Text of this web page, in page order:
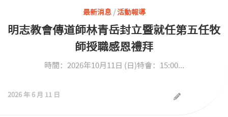
最新消息/活動報導
明志教會傳道師林青岳封立暨就任第五任牧
師授職感恩禮拜
時間：2026年10月11日 (日)特會：15:00...
2026 年 6 月 11 日